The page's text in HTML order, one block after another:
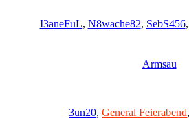
I3aneFuL, N8wache82, SebS456,
Armsau
3un20, General Feierabend,